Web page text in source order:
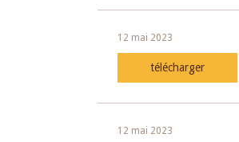
12 mai 2023
télécharger
12 mai 2023